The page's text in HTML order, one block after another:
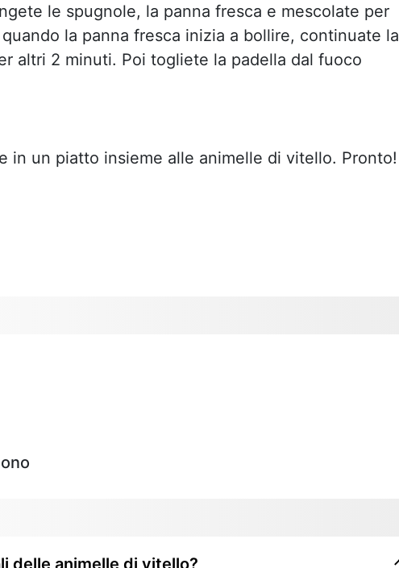
le spugnole, la panna fresca e mescolate per
la panna fresca inizia a bollire, continuate la
altri 2 minuti. Poi togliete la padella dal fuoco
in un piatto insieme alle animelle di vitello. Pronto!
delle animelle di vitello?